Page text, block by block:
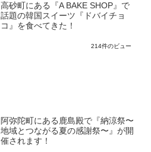
高砂町にある『A BAKE SHOP』で
話題の韓国スイーツ『ドバイチョ
コ』を食べてきた！
214件のビュー
阿弥陀町にある鹿島殿で『納涼祭〜
地域とつながる夏の感謝祭〜』が開
催されます！